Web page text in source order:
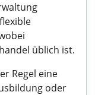
üblich ist.
Regel eine
oder